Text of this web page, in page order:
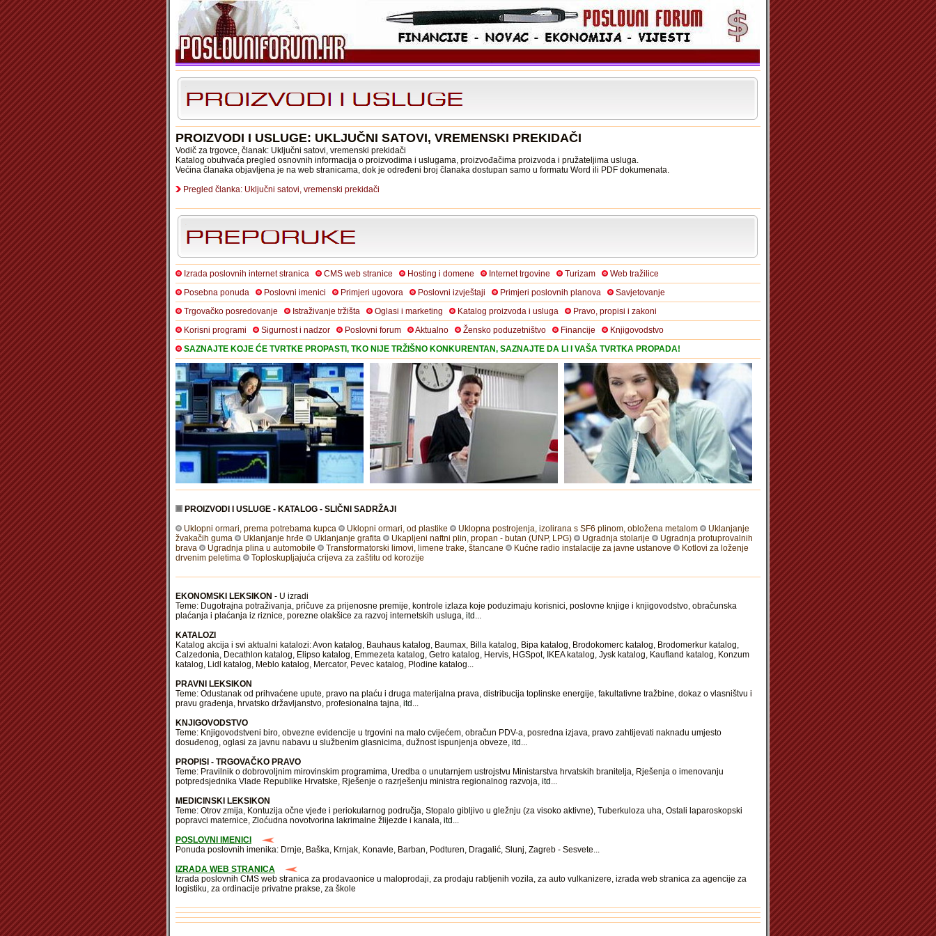
PROIZVODI I USLUGE: UKLJUČNI SATOVI, VREMENSKI PREKIDAČI
Vodič za trgovce, članak: Uključni satovi, vremenski prekidači
Katalog obuhvaća pregled osnovnih informacija o proizvodima i uslugama, proizvođačima proizvoda i pružateljima usluga.
Većina članaka objavljena je na web stranicama, dok je određeni broj članaka dostupan samo u formatu Word ili PDF dokumenata.
Pregled članka: Uključni satovi, vremenski prekidači
Izrada poslovnih internet stranica CMS web stranice Hosting i domene Internet trgovine Turizam
Web tražilice
Posebna ponuda
Poslovni imenici Primjeri ugovora Poslovni izvještaji Primjeri poslovnih planova
Savjetovanje
Trgovačko posredovanje
Istraživanje tržišta Oglasi i marketing Katalog proizvoda i usluga
Pravo, propisi i zakoni
Korisni programi
Sigurnost i nadzor Poslovni forum Aktualno Žensko poduzetništvo Financije
Knjigovodstvo
SAZNAJTE KOJE ĆE TVRTKE PROPASTI, TKO NIJE TRŽIŠNO KONKURENTAN, SAZNAJTE DA LI I VAŠA TVRTKA PROPADA!
PROIZVODI I USLUGE - KATALOG - SLIČNI SADRŽAJI
Uklopni ormari, prema potrebama kupca
Uklopni ormari, od plastike Uklopna postrojenja, izolirana s SF6 plinom, obložena metalom
Uklanjanje
žvakačih guma
Uklanjanje hrđe Uklanjanje grafita Ukapljeni naftni plin, propan - butan (UNP, LPG) Ugradnja stolarije
Ugradnja protuprovalnih
brava
Ugradnja plina u automobile Transformatorski limovi, limene trake, štancane Kućne radio instalacije za javne ustanove
Kotlovi za loženje
drvenim peletima
Toploskupljajuća crijeva za zaštitu od korozije
EKONOMSKI LEKSIKON - U izradi
Teme: Dugotrajna potraživanja, pričuve za prijenosne premije, kontrole izlaza koje poduzimaju korisnici, poslovne knjige i knjigovodstvo, obračunska
plaćanja i plaćanja iz riznice, porezne olakšice za razvoj internetskih usluga, itd ...
KATALOZI
Katalog akcija i svi aktualni katalozi: Avon katalog, Bauhaus katalog, Baumax, Billa katalog, Bipa katalog, Brodokomerc katalog, Brodomerkur katalog,
Calzedonia, Decathlon katalog, Elipso katalog, Emmezeta katalog, Getro katalog, Hervis, HGSpot, IKEA katalog, Jysk katalog, Kaufland katalog, Konzum
katalog, Lidl katalog, Meblo katalog, Mercator, Pevec katalog, Plodine katalog...
PRAVNI LEKSIKON
Teme: Odustanak od prihvaćene upute, pravo na plaću i druga materijalna prava, distribucija toplinske energije, fakultativne tražbine, dokaz o vlasništvu i
pravu građenja, hrvatsko državljanstvo, profesionalna tajna, itd ...
KNJIGOVODSTVO
Teme: Knjigovodstveni biro, obvezne evidencije u trgovini na malo cvijećem, obračun PDV-a, posredna izjava, pravo zahtijevati naknadu umjesto
dosuđenog, oglasi za javnu nabavu u službenim glasnicima, dužnost ispunjenja obveze, itd ...
PROPISI - TRGOVAČKO PRAVO
Teme: Pravilnik o dobrovoljnim mirovinskim programima, Uredba o unutarnjem ustrojstvu Ministarstva hrvatskih branitelja, Rješenja o imenovanju
potpredsjednika Vlade Republike Hrvatske, Rješenje o razrješenju ministra regionalnog razvoja, itd ...
MEDICINSKI LEKSIKON
Teme: Otrov zmija, Kontuzija očne vjeđe i periokularnog područja, Stopalo gibljivo u gležnju (za visoko aktivne), Tuberkuloza uha, Ostali laparoskopski
popravci maternice, Zloćudna novotvorina lakrimalne žlijezde i kanala, itd ...
POSLOVNI IMENICI
Ponuda poslovnih imenika: Drnje, Baška, Krnjak, Konavle, Barban, Podturen, Dragalić, Slunj, Zagreb - Sesvete...
IZRADA WEB STRANICA
Izrada poslovnih CMS web stranica za prodavaonice u maloprodaji, za prodaju rabljenih vozila, za auto vulkanizere, izrada web stranica za agencije za
logistiku, za ordinacije privatne prakse, za škole